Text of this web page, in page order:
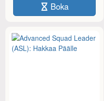
Boka